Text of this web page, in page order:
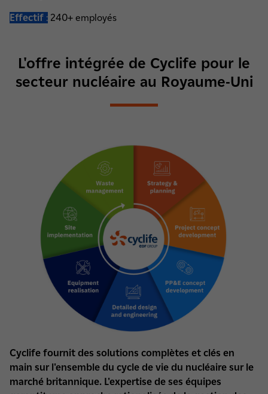
Effectif : 240+ employés
L'offre intégrée de Cyclife pour le
secteur nucléaire au Royaume-Uni
Cyclife fournit des solutions complètes et clés en
main sur l'ensemble du cycle de vie du nucléaire sur le
marché britannique. L'expertise de ses équipes